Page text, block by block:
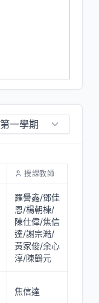
授課教師
羅譽鑫/鄧佳
恩/楊朝棟/
陳仕偉/焦信
達/謝宗澔/
黃家俊/余心
淳/陳鶴元
焦信達